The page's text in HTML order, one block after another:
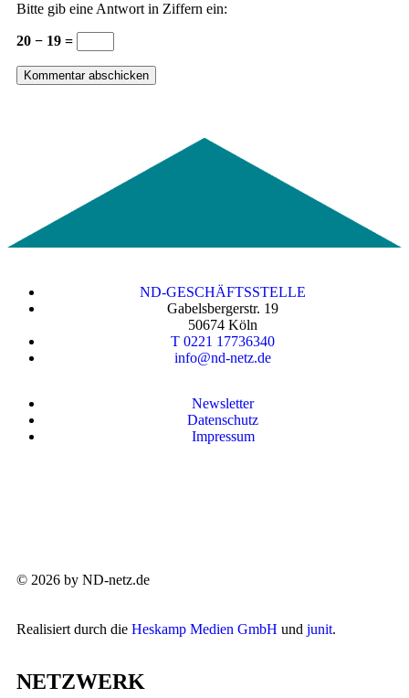
Bitte gib eine Antwort in Ziffern ein:
20 − 19 =
ND-GESCHÄFTSSTELLE
Gabelsbergerstr. 19
50674 Köln
T 0221 17736340
info@nd-netz.de
Newsletter
Datenschutz
Impressum
© 2026 by ND-netz.de
Realisiert durch die Heskamp Medien GmbH und junit.
NETZWERK